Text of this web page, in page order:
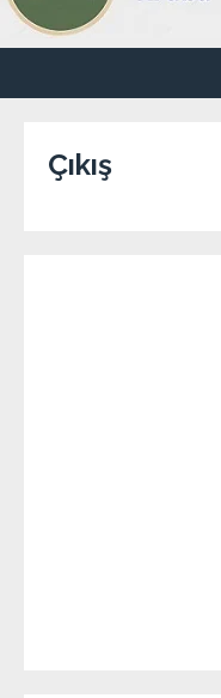
Çıkış